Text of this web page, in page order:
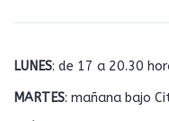
LUNES: de 17 a 20.30
MARTES: mañana bajo